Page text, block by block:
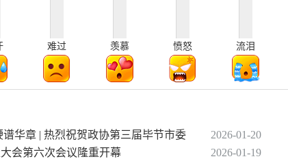
难过 羡慕 愤怒 流泪
华章 | 热烈祝贺政协第三届毕节市委
2026-01-20
会第六次会议隆重开幕
2026-01-19